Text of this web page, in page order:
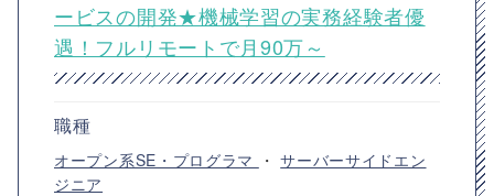
ービスの開発★機械学習の実務経験者優
遇！フルリモートで月90万～
職種
オープン系SE・プログラマ ・サーバーサイドエン
ジニア